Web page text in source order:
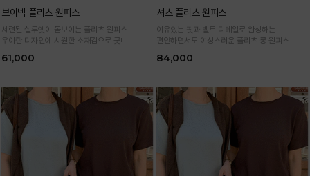
브이넥 플리츠 원피스
세련된 실루엣이 돋보이는 플리츠 원피스
우아한 디자인에 시원한 소재감으로 굿!
61,000
셔츠 플리츠 원피스
여유있는 핏과 벨트 디테일로 완성하는
편안하면서도 여성스러운 플리츠 롱 원피스
84,000